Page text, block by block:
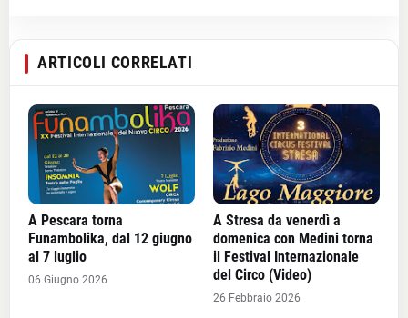
ARTICOLI CORRELATI
A Pescara torna
Funambolika, dal 12 giugno
al 7 luglio
06 Giugno 2026
A Stresa da venerdì a
domenica con Medini torna
il Festival Internazionale
del Circo (Video)
26 Febbraio 2026